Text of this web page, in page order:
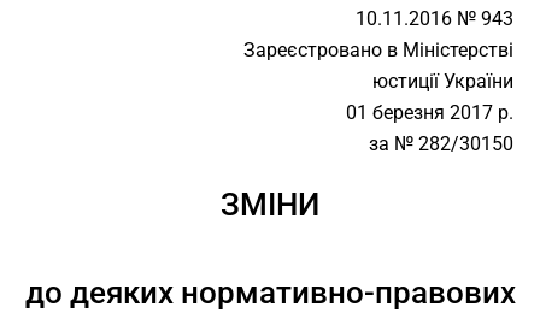
10.11.2016 № 943
Зареєстровано в Міністерстві
юстиції України
01 березня 2017 р.
за № 282/30150
ЗМІНИ
до деяких нормативно-правових